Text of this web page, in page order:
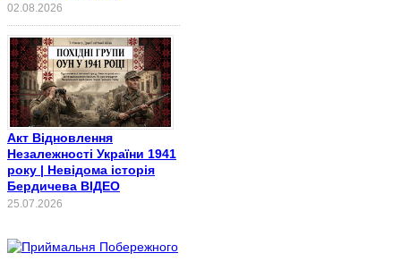
02.08.2026
Акт Відновлення
Незалежності України 1941
року | Невідома історія
Бердичева ВІДЕО
25.07.2026